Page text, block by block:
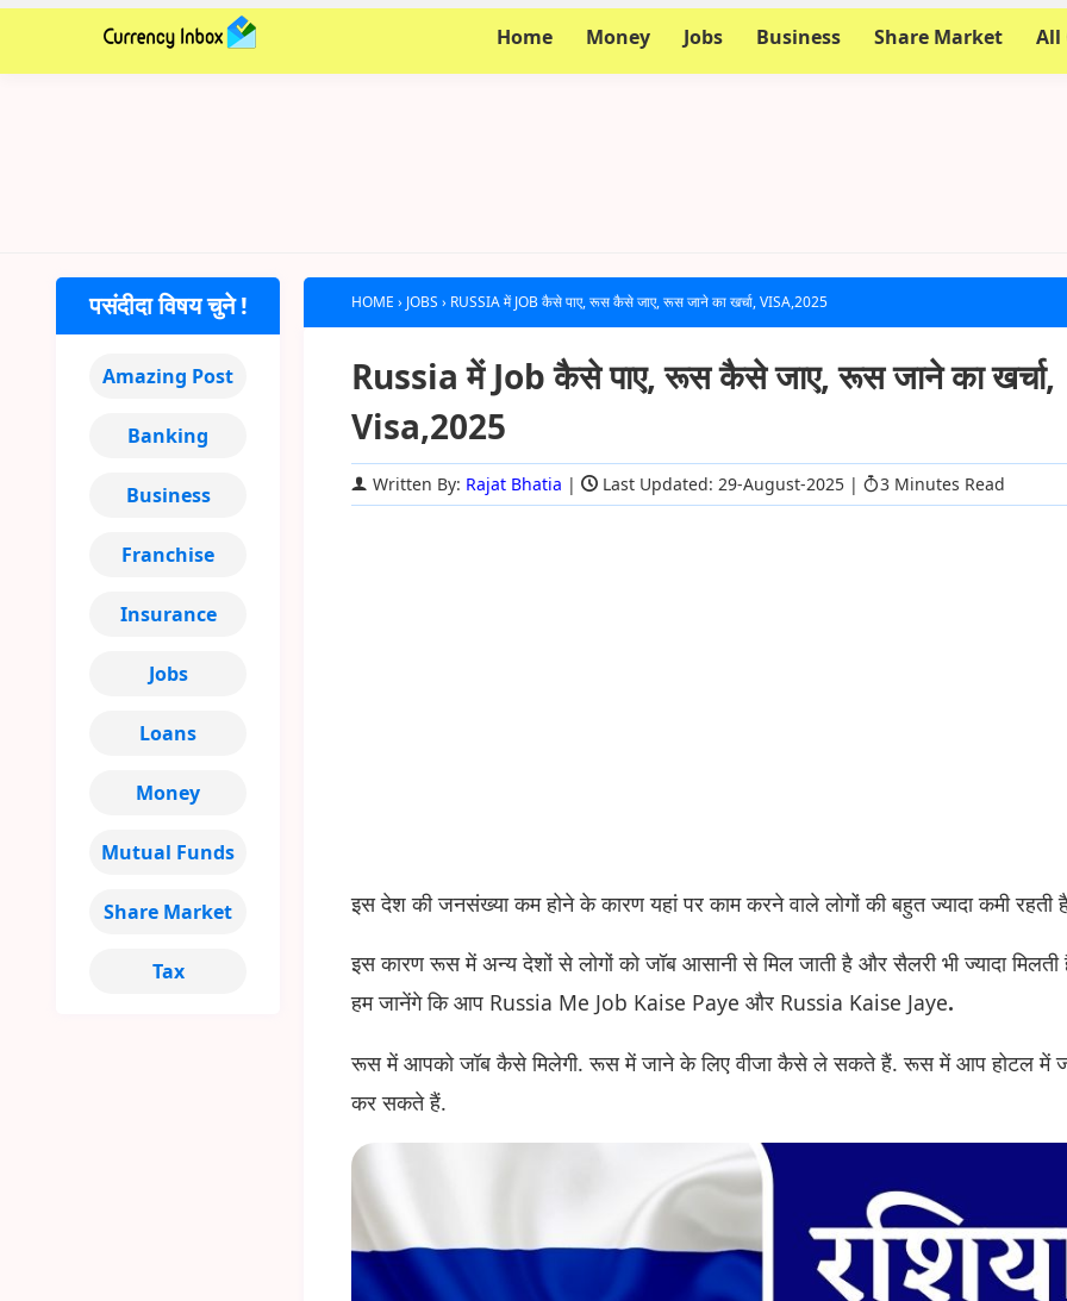
Home Money Jobs Business Share Market All
HOME › JOBS › RUSSIA में JOB कैसे पाए, रूस कैसे जाए, रूस जाने का खर्चा, VISA,2025
Russia में Job कैसे पाए, रूस कैसे जाए, रूस जाने का खर्चा,
Visa,2025
Written By: Rajat Bhatia | Last Updated: 29-August-2025 | 3 Minutes Read
इस देश की जनसंख्या कम होने के कारण यहां पर काम करने वाले लोगों की बहुत ज्यादा कमी रहती
इस कारण रूस में अन्य देशों से लोगों को जॉब आसानी से मिल जाती है और सैलरी भी ज्यादा
हम जानेंगे कि आप Russia Me Job Kaise Paye और Russia Kaise Jaye.
रूस में आपको जॉब कैसे मिलेगी. रूस में जाने के लिए वीजा कैसे ले सकते हैं. रूस में आप होटल में
कर सकते हैं.
पसंदीदा विषय चुने !
Amazing Post
Banking
Business
Franchise
Insurance
Jobs
Loans
Money
Mutual Funds
Share Market
Tax